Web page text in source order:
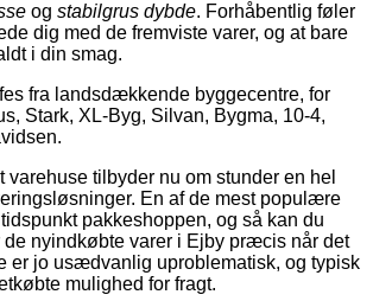
og stabilgrus dybde. Forhåbentlig føler
dig med de fremviste varer, og at bare
i din smag.
fra landsdækkende byggecentre, for
Stark, XL-Byg, Silvan, Bygma, 10-4,
varehuse tilbyder nu om stunder en hel
En af de mest populære
pakkeshoppen, og så kan du
de nyindkøbte varer i Ejby præcis når det
er jo usædvanlig uproblematisk, og typisk
mulighed for fragt.